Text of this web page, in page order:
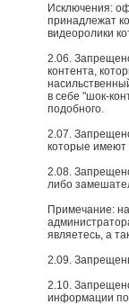
Исключения:
принадлежат
видеоролики
2.06.
контента,
в себе "шок-
подобного.
2.07.
которые имеют
2.08.
либо
Примечание:
являетесь, а
2.09.
2.10.
информации